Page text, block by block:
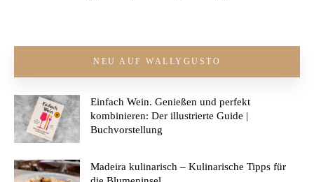
NEU AUF WALLYGUSTO
Einfach Wein. Genießen und perfekt
kombinieren: Der illustrierte Guide |
Buchvorstellung
Madeira kulinarisch – Kulinarische Tipps für